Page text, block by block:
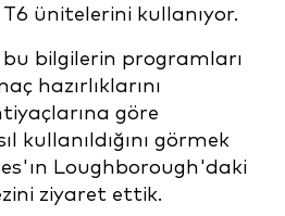
ünitelerini kullanıyor.
bu bilgilerin programları
hazırlıklarını
göre
kullanıldığını görmek
Loughborough'daki
ziyaret ettik.